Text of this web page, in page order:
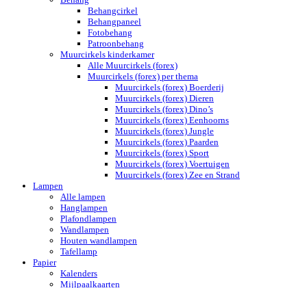
Behangcirkel
Behangpaneel
Fotobehang
Patroonbehang
Muurcirkels kinderkamer
Alle Muurcirkels (forex)
Muurcirkels (forex) per thema
Muurcirkels (forex) Boerderij
Muurcirkels (forex) Dieren
Muurcirkels (forex) Dino’s
Muurcirkels (forex) Eenhoorns
Muurcirkels (forex) Jungle
Muurcirkels (forex) Paarden
Muurcirkels (forex) Sport
Muurcirkels (forex) Voertuigen
Muurcirkels (forex) Zee en Strand
Lampen
Alle lampen
Hanglampen
Plafondlampen
Wandlampen
Houten wandlampen
Tafellamp
Papier
Kalenders
Mijlpaalkaarten